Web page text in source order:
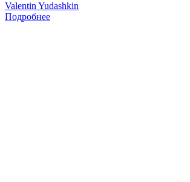
Valentin Yudashkin
Подробнее